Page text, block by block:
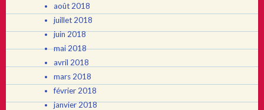
août 2018
juillet 2018
juin 2018
mai 2018
avril 2018
mars 2018
février 2018
janvier 2018